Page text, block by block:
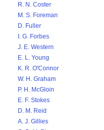
R. N. Coster
M. S. Foreman
D. Fuller
I. G. Forbes
J. E. Western
E. L. Young
K. R. O'Connor
W. H. Graham
P. H. McGloin
E. F. Stokes
D. M. Reid
A. J. Gillies